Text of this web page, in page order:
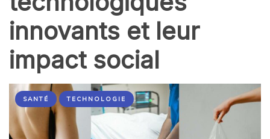
innovants et leur
impact social
SANTÉ TECHNOLOGIE